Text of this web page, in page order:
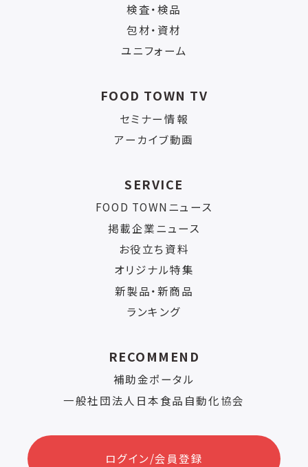
検査・検品
包材・資材
ユニフォーム
FOOD TOWN TV
セミナー情報
アーカイブ動画
SERVICE
FOOD TOWNニュース
掲載企業ニュース
お役立ち資料
オリジナル特集
新製品・新商品
ランキング
RECOMMEND
補助金ポータル
一般社団法人日本食品自動化協会
ログイン/会員登録